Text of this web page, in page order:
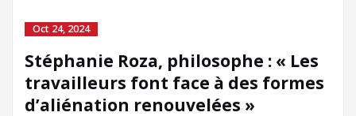
Oct 24, 2024
Stéphanie Roza, philosophe : « Les
travailleurs font face à des formes
d’aliénation renouvelées »